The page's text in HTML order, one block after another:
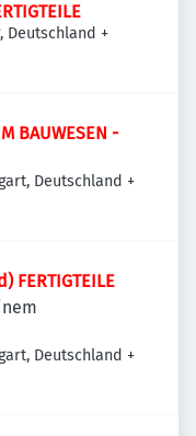
Deutschland +
BAUWESEN -
Deutschland +
FERTIGTEILE
Deutschland +